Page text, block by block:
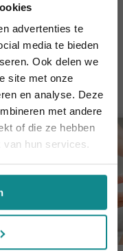
advertenties te
media te bieden
Ook delen we
site met onze
en analyse. Deze
met andere
of die ze hebben
van hun services.
ook
ook! 10%
2026.